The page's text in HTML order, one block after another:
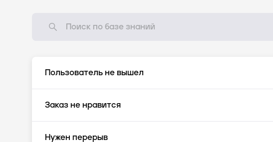
Пользователь не вышел
Заказ не нравится
Нужен перерыв